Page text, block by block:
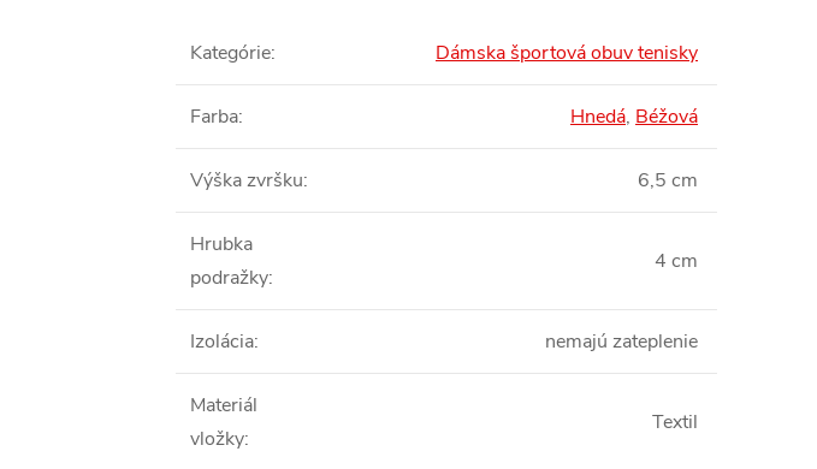
Kategórie: Dámska športová obuv tenisky
Farba: Hnedá, Béžová
Výška zvršku: 6,5 cm
Hrubka
podražky:
4 cm
Izolácia: nemajú zateplenie
Materiál
vložky:
Textil